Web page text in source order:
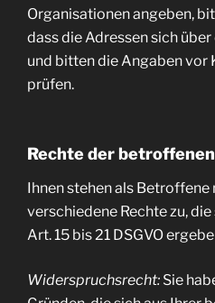
Organisationen angeben,
dass die Adressen sich
und bitten die Angaben vor
prüfen.
Rechte der
Ihnen stehen als Betroffene
verschiedene Rechte zu,
Art. 15 bis 21 DSGVO
Widerspruchsrecht: Sie